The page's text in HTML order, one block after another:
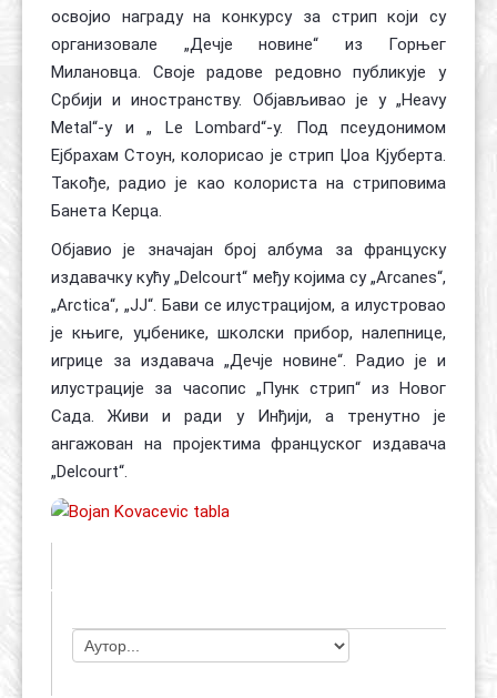
освојио награду на конкурсу за стрип који су
организовале „Дечје новине“ из Горњег
Милановца. Своје радове редовно публикује у
Србији и иностранству. Објављивао је у „Heavy
Metal“-у и „ Le Lombard“-у. Под псеудонимом
Ејбрахам Стоун, колорисао је стрип Џоа Кјуберта.
Такође, радио је као колориста на стриповима
Банета Керца.
Објавио је значајан број албума за француску
издавачку кућу „Delcourt“ међу којима су „Arcanes“,
„Arctica“, „JJ“. Бави се илустрацијом, а илустровао
је књиге, уџбенике, школски прибор, налепнице,
игрице за издавача „Дечје новине“. Радио је и
илустрације за часопис „Пунк стрип“ из Новог
Сада. Живи и ради у Инђији, а тренутно је
ангажован на пројектима француског издавача
„Delcourt“.